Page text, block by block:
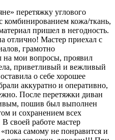
перетяжку углового
комбинированием кожа/ткань,
пришел в негодность.
отлично! Мастер приехал с
грамотно
на мои вопросы, проявил
приветливый и вежливый
о себе хорошее
аккуратно и оперативно,
После перетяжки диван
пошив был выполнен
и сохранением всех
своей работе мастер
самому не понравится и